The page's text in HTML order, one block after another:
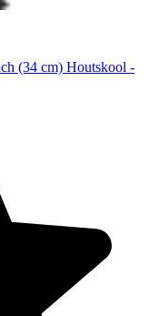
(34 cm) Houtskool -